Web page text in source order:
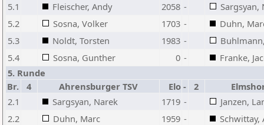
5.1
Fleischer, Andy 2058 -
Sargsyan,
5.2
Sosna, Volker 1703 -
Duhn,
5.3
Noldt, Torsten 1983 -
5.4
Sosna, Gunther 0 -
Franke,
5. Runde
Br.
4 Ahrensburger TSV Elo - 2
2.1
Sargsyan, Narek 1719 -
Janzen,
2.2
Duhn, Marc 1959 -
Schwittay,